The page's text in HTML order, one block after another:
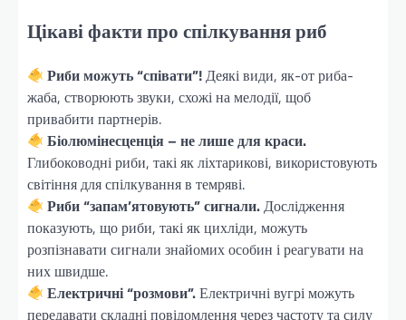
Цікаві факти про спілкування риб
Риби можуть “співати”!Деякі види, як-от риба-
жаба, створюють звуки, схожі на мелодії, щоб
привабити партнерів.
Біолюмінесценція – не лише для краси.
Глибоководні риби, такі як ліхтарикові, використовують
світіння для спілкування в темряві.
Риби “запам’ятовують” сигнали.Дослідження
показують, що риби, такі як цихліди, можуть
розпізнавати сигнали знайомих особин і реагувати на
них швидше.
Електричні “розмови”.Електричні вугрі можуть
передавати складні повідомлення через частоту та силу